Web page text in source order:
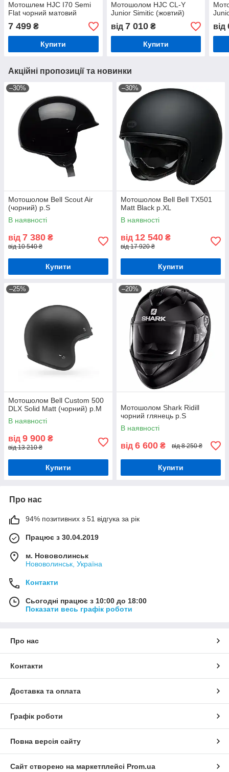
Мотошлем HJC I70 Semi
Flat чорний матовий
7 499 ₴
Купити
Мотошолом HJC CL-Y
Junior Simitic (жовтий)
від 7 010₴
Купити
від
Акційні пропозиції та новинки
–30%
Мотошолом Bell Scout Air
(чорний) р.S
В наявності
від 7 380 ₴
від 10 540 ₴
Купити
–30%
Мотошолом Bell Bell TX501
Matt Black р.XL
В наявності
від 12 540 ₴
від 17 920 ₴
Купити
–25%
Мотошолом Bell Custom 500
DLX Solid Matt (чорний) р.М
В наявності
від 9 900 ₴
від 13 210 ₴
Купити
–20%
Мотошолом Shark Ridill
чорний глянець р.S
В наявності
від 6 600 ₴ від 8 250 ₴
Купити
Про нас
94% позитивних з 51 відгука за рік
Працює з 30.04.2019
м. Нововолинськ
Нововолинськ, Україна
Контакти
Сьогодні працює з 10:00 до 18:00
Показати весь графік роботи
Про нас
Контакти
Доставка та оплата
Графік роботи
Повна версія сайту
Сайт створено на маркетплейсі Prom.ua